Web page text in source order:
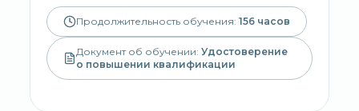
Продолжительность обучения: 156 часов
Документ об обучении: Удостоверение
о повышении квалификации